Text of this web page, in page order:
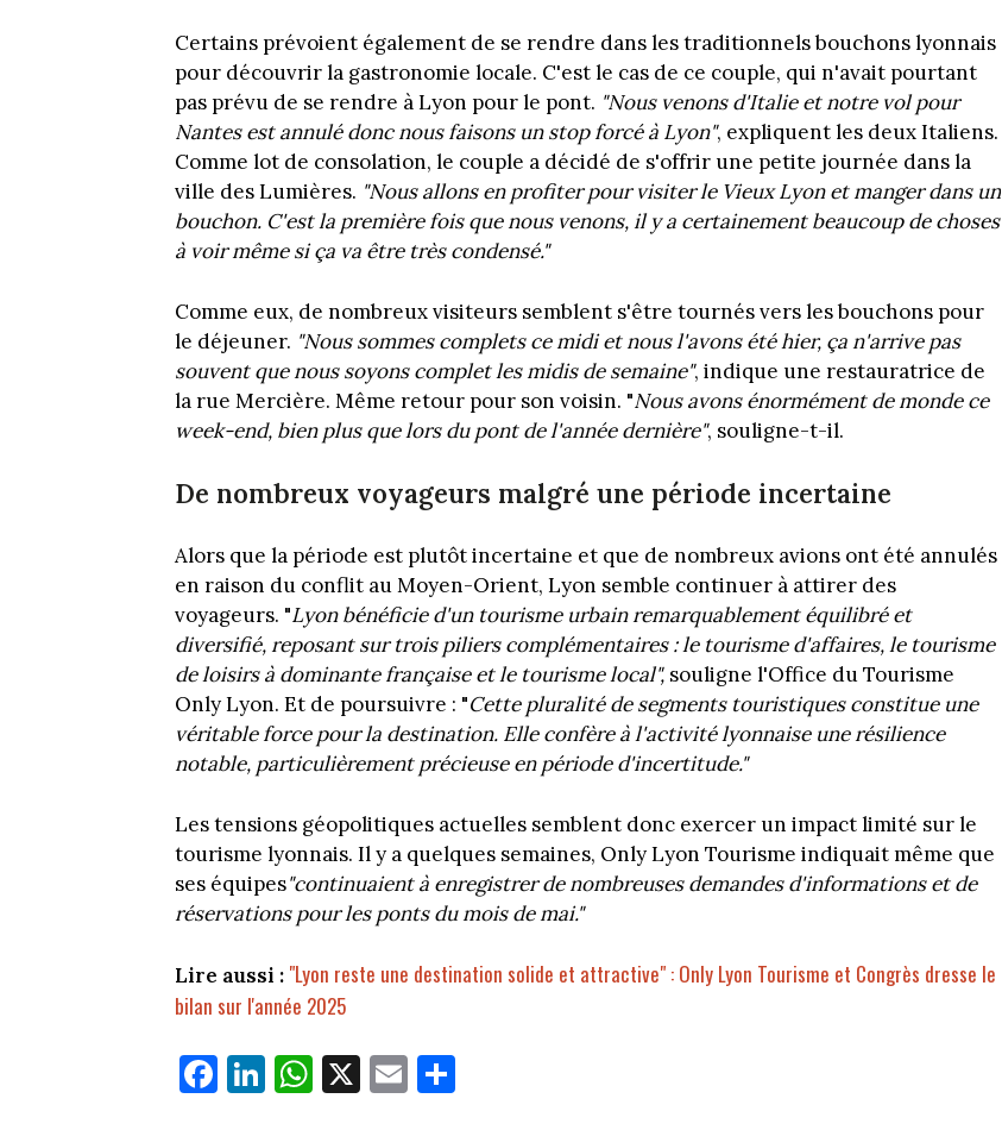
Certains prévoient également de se rendre dans les traditionnels bouchons lyonnais
pour découvrir la gastronomie locale. C'est le cas de ce couple, qui n'avait pourtant
pas prévu de se rendre à Lyon pour le pont. "Nous venons d'Italie et notre vol pour
Nantes est annulé donc nous faisons un stop forcé à Lyon", expliquent les deux Italiens.
Comme lot de consolation, le couple a décidé de s'offrir une petite journée dans la
ville des Lumières. "Nous allons en profiter pour visiter le Vieux Lyon et manger dans un
bouchon. C'est la première fois que nous venons, il y a certainement beaucoup de choses
à voir même si ça va être très condensé."
Comme eux, de nombreux visiteurs semblent s'être tournés vers les bouchons pour
le déjeuner. "Nous sommes complets ce midi et nous l'avons été hier, ça n'arrive pas
souvent que nous soyons complet les midis de semaine", indique une restauratrice de
la rue Mercière. Même retour pour son voisin. "Nous avons énormément de monde ce
week-end, bien plus que lors du pont de l'année dernière", souligne-t-il.
De nombreux voyageurs malgré une période incertaine
Alors que la période est plutôt incertaine et que de nombreux avions ont été annulés
en raison du conflit au Moyen-Orient, Lyon semble continuer à attirer des
voyageurs. "Lyon bénéficie d'un tourisme urbain remarquablement équilibré et
diversifié, reposant sur trois piliers complémentaires : le tourisme d'affaires, le tourisme
de loisirs à dominante française et le tourisme local", souligne l'Office du Tourisme
Only Lyon. Et de poursuivre : "Cette pluralité de segments touristiques constitue une
véritable force pour la destination. Elle confère à l'activité lyonnaise une résilience
notable, particulièrement précieuse en période d'incertitude."
Les tensions géopolitiques actuelles semblent donc exercer un impact limité sur le
tourisme lyonnais. Il y a quelques semaines, Only Lyon Tourisme indiquait même que
ses équipes"continuaient à enregistrer de nombreuses demandes d'informations et de
réservations pour les ponts du mois de mai."
Lire aussi : "Lyon reste une destination solide et attractive" : Only Lyon Tourisme et Congrès dresse le
bilan sur l'année 2025
Fa
ce
Li
nk
W
ha
X E
m